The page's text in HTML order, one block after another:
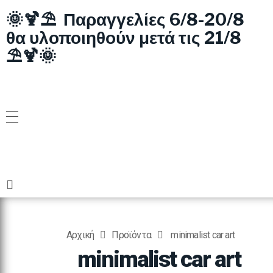
🌞🍹⛱️ Παραγγελίες 6/8-20/8
θα υλοποιηθούν μετά τις 21/8
⛱️🍹🌞
Αρχική Προϊόντα minimalist car art
minimalist car art